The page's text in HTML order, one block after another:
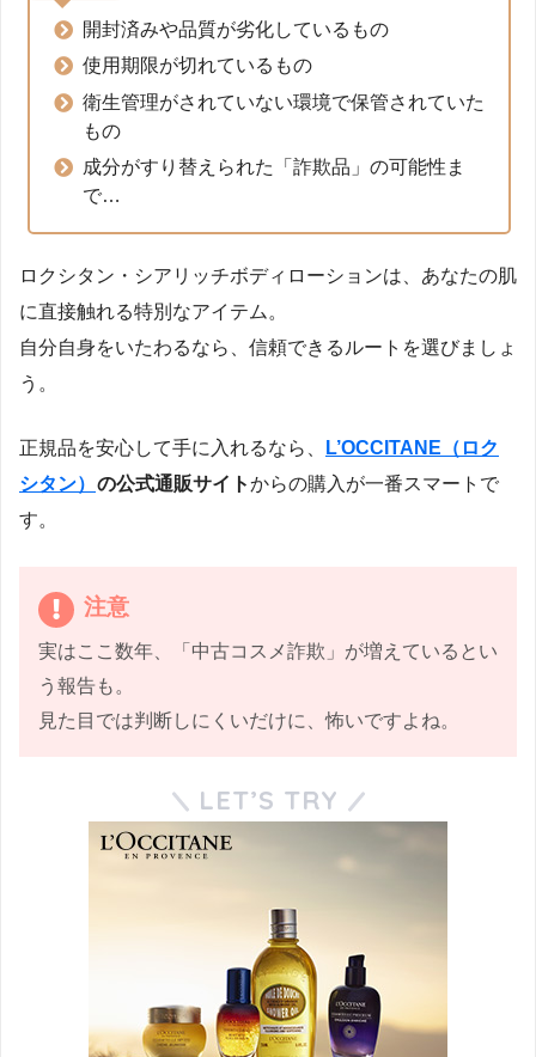
開封済みや品質が劣化しているもの
使用期限が切れているもの
衛生管理がされていない環境で保管されていた
もの
成分がすり替えられた「詐欺品」の可能性ま
で…
ロクシタン・シアリッチボディローションは、あなたの肌
に直接触れる特別なアイテム。
自分自身をいたわるなら、信頼できるルートを選びましょ
う。
正規品を安心して手に入れるなら、
L’OCCITANE（ロク
シタン） の公式通販サイトからの購入が一番スマートで
す。
注意
実はここ数年、「中古コスメ詐欺」が増えているとい
う報告も。
見た目では判断しにくいだけに、怖いですよね。
LET’S TRY